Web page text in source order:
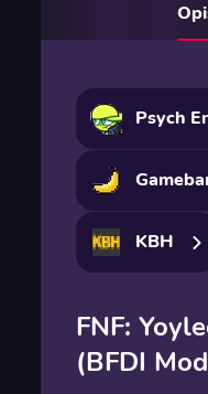
Psych
KBH
FNF:
(BFDI